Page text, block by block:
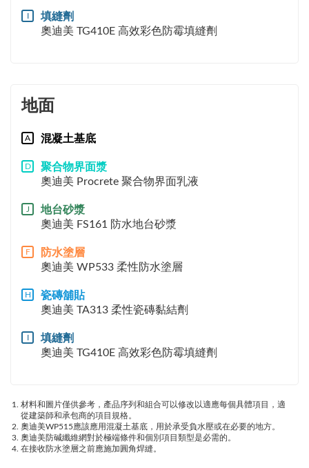
I
填縫劑
奧迪美 TG410E 高效彩色防霉填縫劑
地面
A 混凝土基底
D
聚合物界面漿
奧迪美 Procrete 聚合物界面乳液
J
地台砂漿
奧迪美 FS161 防水地台砂漿
F
防水塗層
奧迪美 WP533 柔性防水塗層
H
瓷磚舖貼
奧迪美 TA313 柔性瓷磚黏結劑
I
填縫劑
奧迪美 TG410E 高效彩色防霉填縫劑
材料和圖片僅供參考，產品序列和組合可以修改以適應每個具體項目，適
從建築師和承包商的項目規格。
奧迪美WP515應該應用混凝土基底，用於承受負水壓或在必要的地方。
奧迪美防碱纖維網對於極端條件和個別項目類型是必需的。
在接收防水塗層之前應施加圓角焊縫。